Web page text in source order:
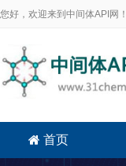
您好，欢迎来到中间体API网！
 首页